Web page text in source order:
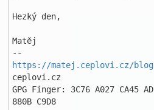
Hezký den,
Matěj
https://matej.ceplovi.cz/
ceplovi.cz
GPG Finger: 3C76 A027 CA45
880B C9D8